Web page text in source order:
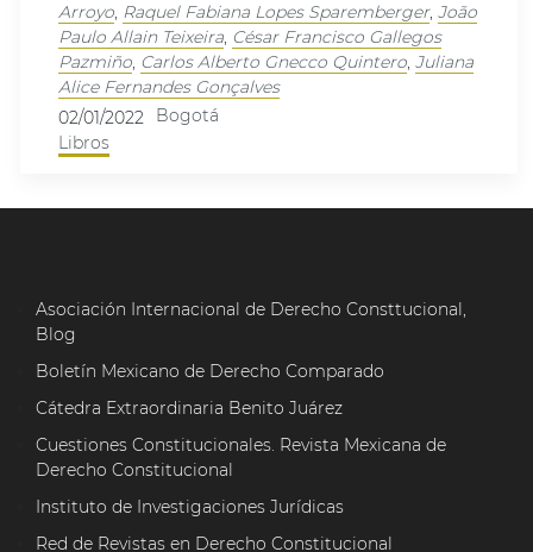
Arroyo, Raquel Fabiana Lopes Sparemberger, João
Paulo Allain Teixeira, César Francisco Gallegos
Pazmiño, Carlos Alberto Gnecco Quintero, Juliana
Alice Fernandes Gonçalves
02/01/2022
Bogotá
Libros
Asociación Internacional de Derecho Consttucional,
Blog
Boletín Mexicano de Derecho Comparado
Cátedra Extraordinaria Benito Juárez
Cuestiones Constitucionales. Revista Mexicana de
Derecho Constitucional
Instituto de Investigaciones Jurídicas
Red de Revistas en Derecho Constitucional